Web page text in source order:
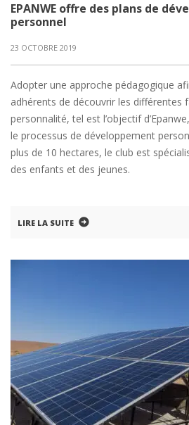
EPANWE offre des plans de
personnel
23 OCTOBRE 2019
Adopter une approche pédagogique
adhérents de découvrir les différentes
personnalité, tel est l’objectif
le processus de développement
plus de 10 hectares, le club est
des enfants et des jeunes.
LIRE LA SUITE